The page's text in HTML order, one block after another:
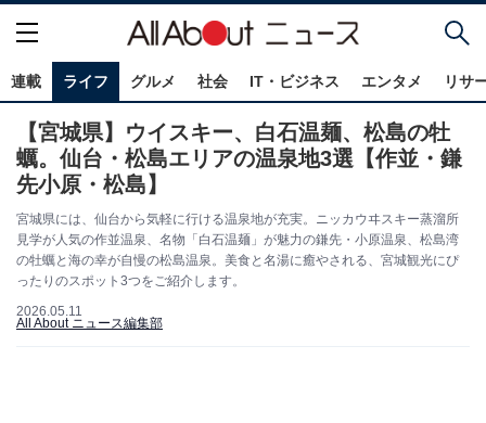
連載 ライフ グルメ 社会 IT・ビジネス エンタメ リサ
【宮城県】ウイスキー、白石温麺、松島の牡
蠣。仙台・松島エリアの温泉地3選【作並・鎌
先小原・松島】
宮城県には、仙台から気軽に行ける温泉地が充実。ニッカウヰスキー蒸溜所
見学が人気の作並温泉、名物「白石温麺」が魅力の鎌先・小原温泉、松島湾
の牡蠣と海の幸が自慢の松島温泉。美食と名湯に癒やされる、宮城観光にぴ
ったりのスポット3つをご紹介します。
2026.05.11
All About ニュース編集部